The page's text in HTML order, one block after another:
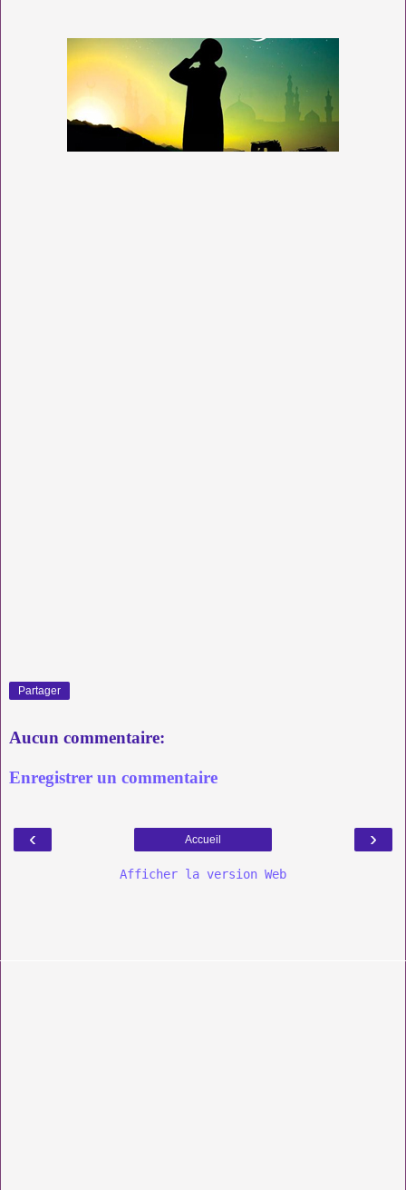
Partager
Aucun commentaire:
Enregistrer un commentaire
‹ ›
Accueil
Afficher la version Web